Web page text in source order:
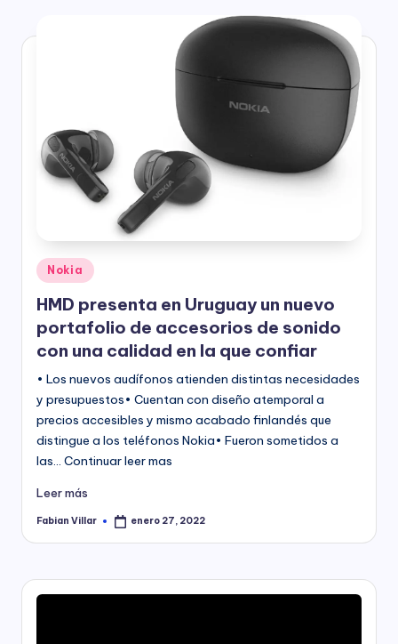
Publicado
en
Nokia
HMD presenta en Uruguay un nuevo
portafolio de accesorios de sonido
con una calidad en la que confiar
• Los nuevos audífonos atienden distintas necesidades
y presupuestos• Cuentan con diseño atemporal a
precios accesibles y mismo acabado finlandés que
distingue a los teléfonos Nokia• Fueron sometidos a
las… Continuar leer mas
Leer más
Publicado
Fabian Villar enero 27, 2022